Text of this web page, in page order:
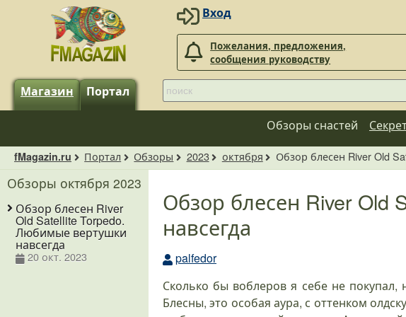
Вход
Пожелания, предложения,
сообщения руководству
Магазин Портал
Обзоры снастей
fMagazin.ru Портал Обзоры 2023 октября Обзор блесен River Old
Обзор блесен River
навсегда
palfedor
Сколько бы воблеров я себе не покупал,
Блесны, это особая аура, с оттенком
Обзоры октября 2023
Обзор блесен River
Old Satellite Torpedo.
Любимые вертушки
навсегда
20 окт. 2023